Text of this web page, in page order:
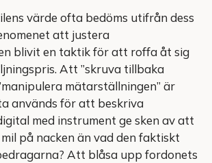
värde ofta bedöms utifrån dess
att justera
blivit en taktik för att roffa åt sig
Att ”skruva tillbaka
mätarställningen” är
används för att beskriva
med instrument ge sken av att
på nacken än vad den faktiskt
Att blåsa upp fordonets